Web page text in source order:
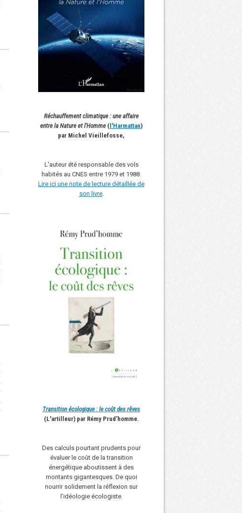
Réchauffement climatique : une affaire
entre la Nature et l'Homme (l'Harmattan)
par Michel Vieillefosse,
L'auteur été responsable des vols
habités au CNES entre 1979 et 1988.
Lire ici une note de lecture détaillée de
son livre.
Transition écologique : le coût des rêves
(L'artilleur) par Rémy Prud’homme.
Des calculs pourtant prudents pour
évaluer le coût de la transition
énergétique aboutissent à des
montants gigantesques. De quoi
nourrir solidement la réflexion sur
l’idéologie écologiste.